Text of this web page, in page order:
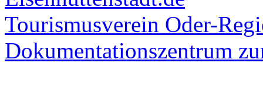
Tourismusverein Oder-
Dokumentationszentrum